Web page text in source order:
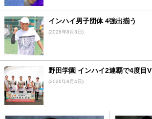
インハイ男子団体 4強出揃う
(2026年8月3日)
野田学園 インハイ2連覇で4度目V
(2026年8月4日)